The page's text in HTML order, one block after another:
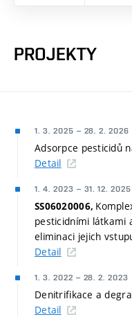
PROJEKTY
1. 3. 2025 – 28. 2. 2026
Adsorpce pesticidů
Detail
1. 4. 2023 – 31. 12. 2025
SS06020006,
pesticidními látkami
eliminaci jejich
Detail
1. 3. 2022 – 28. 2. 2023
Denitrifikace a
Detail